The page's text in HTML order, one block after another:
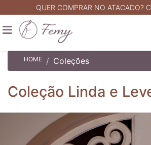
QUER COMPRAR NO ATACADO?
HOME Coleções
Coleção Linda e